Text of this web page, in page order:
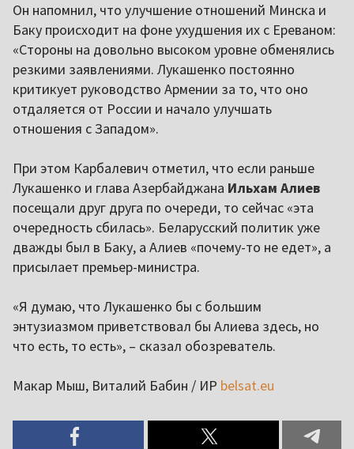
Он напомнил, что улучшение отношений Минска и
Баку происходит на фоне ухудшения их с Ереваном:
«Стороны на довольно высоком уровне обменялись
резкими заявлениями. Лукашенко постоянно
критикует руководство Армении за то, что оно
отдаляется от России и начало улучшать
отношения с Западом».
При этом Карбалевич отметил, что если раньше
Лукашенко и глава Азербайджана Ильхам Алиев
посещали друг друга по очереди, то сейчас «эта
очередность сбилась». Беларусский политик уже
дважды был в Баку, а Алиев «почему-то не едет», а
присылает премьер-министра.
«Я думаю, что Лукашенко бы с большим
энтузиазмом приветствовал бы Алиева здесь, но
что есть, то есть», – сказал обозреватель.
Макар Мыш, Виталий Бабин / ИР belsat.eu